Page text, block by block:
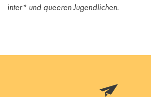
inter* und queeren Jugendlichen.